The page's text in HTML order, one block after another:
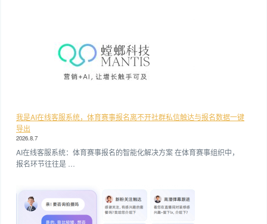
我是AI在线客服系统，体育赛事报名离不开社群私信触达与报名数据一键
导出
2026.8.7
AI在线客服系统：体育赛事报名的智能化解决方案 在体育赛事组织中，
报名环节往往是 …